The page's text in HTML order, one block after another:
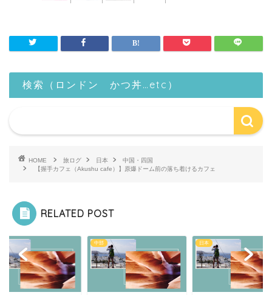
検索（ロンドン かつ丼…etc）
HOME 旅ログ 日本
中国・四国
【握手カフェ（Akushu cafe）】原爆ドーム前の落ち着けるカフェ
RELATED POST
日本 ホテル